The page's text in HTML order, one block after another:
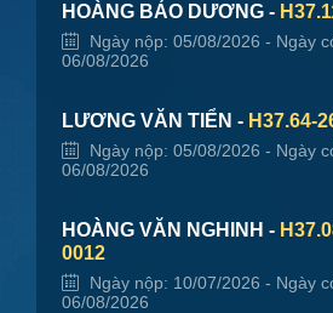
HOÀNG BẢO DƯƠNG -
Ngày nộp: 05/08/2026 - Ngày
06/08/2026
LƯƠNG VĂN TIỂN - H37.64-
Ngày nộp: 05/08/2026 - Ngày
06/08/2026
HOÀNG VĂN NGHINH -
0012
Ngày nộp: 10/07/2026 - Ngày
06/08/2026